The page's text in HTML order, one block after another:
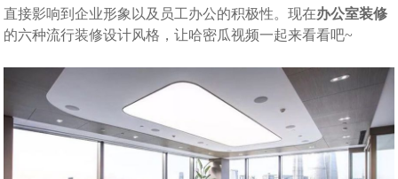
直接影响到企业形象以及员工办公的积极性。现在办公室装修
的六种流行装修设计风格，让哈密瓜视频一起来看看吧~